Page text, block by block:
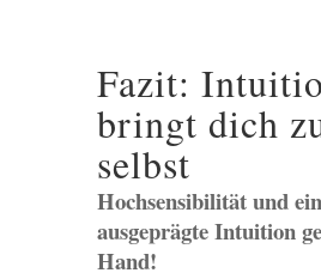
Fazit:
bringt dich
selbst
Hochsensibilität und
ausgeprägte Intuition
Hand!